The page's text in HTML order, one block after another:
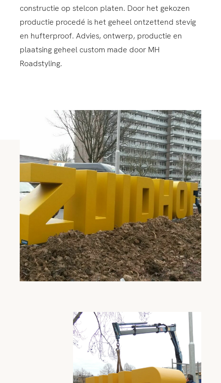
constructie op stelcon platen. Door het gekozen
productie procedé is het geheel ontzettend stevig
en hufterproof. Advies, ontwerp, productie en
plaatsing geheel custom made door MH
Roadstyling.